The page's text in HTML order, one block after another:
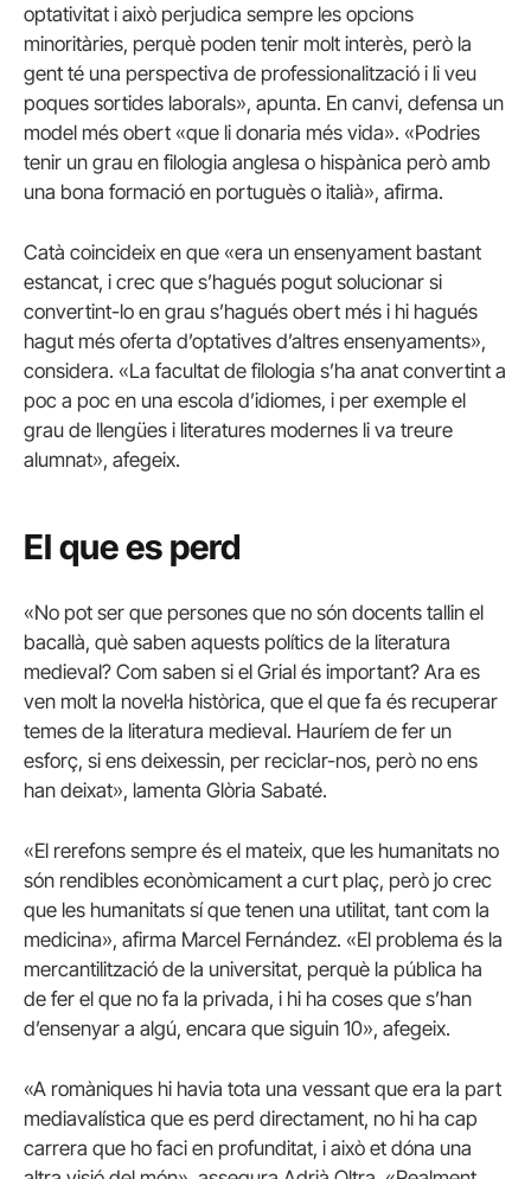
optativitat i això perjudica sempre les opcions
minoritàries, perquè poden tenir molt interès, però la
gent té una perspectiva de professionalització i li veu
poques sortides laborals», apunta. En canvi, defensa un
model més obert «que li donaria més vida». «Podries
tenir un grau en filologia anglesa o hispànica però amb
una bona formació en portuguès o italià», afirma.
Catà coincideix en que «era un ensenyament bastant
estancat, i crec que s’hagués pogut solucionar si
convertint-lo en grau s’hagués obert més i hi hagués
hagut més oferta d’optatives d’altres ensenyaments»,
considera. «La facultat de filologia s’ha anat convertint a
poc a poc en una escola d’idiomes, i per exemple el
grau de llengües i literatures modernes li va treure
alumnat», afegeix.
El que es perd
«No pot ser que persones que no són docents tallin el
bacallà, què saben aquests polítics de la literatura
medieval? Com saben si el Grial és important? Ara es
ven molt la novel·la històrica, que el que fa és recuperar
temes de la literatura medieval. Hauríem de fer un
esforç, si ens deixessin, per reciclar-nos, però no ens
han deixat», lamenta Glòria Sabaté.
«El rerefons sempre és el mateix, que les humanitats no
són rendibles econòmicament a curt plaç, però jo crec
que les humanitats sí que tenen una utilitat, tant com la
medicina», afirma Marcel Fernández. «El problema és la
mercantilització de la universitat, perquè la pública ha
de fer el que no fa la privada, i hi ha coses que s’han
d’ensenyar a algú, encara que siguin 10», afegeix.
«A romàniques hi havia tota una vessant que era la part
mediavalística que es perd directament, no hi ha cap
carrera que ho faci en profunditat, i això et dóna una